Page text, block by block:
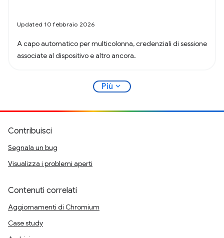
Updated 10 febbraio 2026
A capo automatico per multicolonna, credenziali di sessione
associate al dispositivo e altro ancora.
Più expand_more
Contribuisci
Segnala un bug
Visualizza i problemi aperti
Contenuti correlati
Aggiornamenti di Chromium
Case study